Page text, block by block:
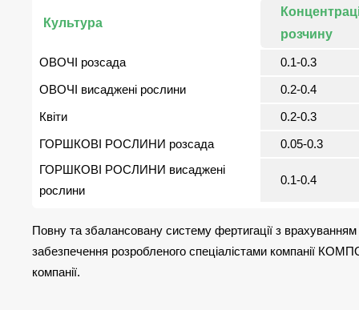
Культура
розчину
ОВОЧІ розсада
0.1-0.3
ОВОЧІ висаджені рослини
0.2-0.4
Квіти
0.2-0.3
ГОРШКОВІ РОСЛИНИ розсада
0.05-0.3
ГОРШКОВІ РОСЛИНИ висаджені
рослини
0.1-0.4
Повну та збалансовану систему фертигації з
забезпечення розробленого спеціалістами компанії
компанії.